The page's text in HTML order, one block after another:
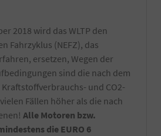
2018 wird das WLTP den
Fahrzyklus (NEFZ), das
ersetzen, Wegen der
sind die nach dem
Kraftstoffverbrauchs- und CO2-
Fällen höher als die nach
Alle Motoren bzw.
die EURO 6